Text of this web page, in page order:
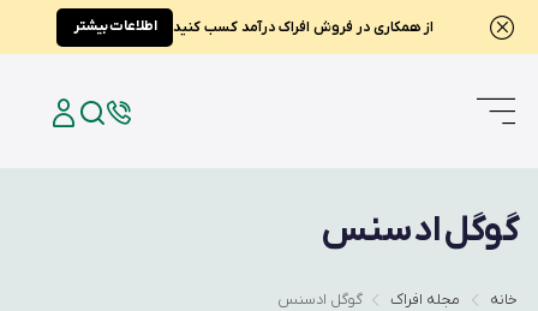
از همکاری در فروش افراک درآمد کسب کنید اطلاعات بیشتر
گوگل ادسنس
خانه مجله افراک گوگل ادسنس